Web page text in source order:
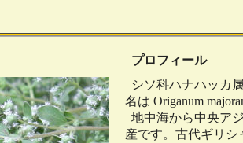
プロフィール
シソ科ハナハッカ
名は Origanum
地中海から中央ア
産です。古代ギリシ